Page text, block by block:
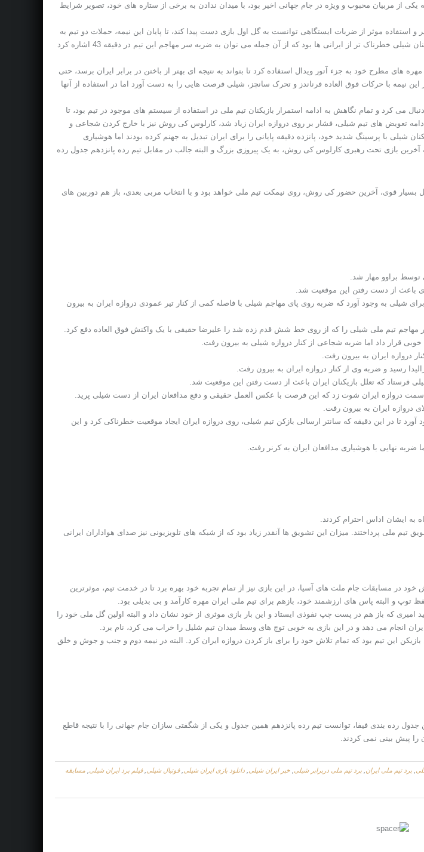
از مربیان محبوب و ویژه در جام جهانی اخیر بود، با میدان ندادن به برخی از ستاره های خود، تصویر شرایط
استفاده موثر از ضربات ایستگاهی توانست به گل اول بازی دست پیدا کند، تا پایان این نیمه، حملات دو تیم به
مرور و کمابیش روی دروازه یکدیگر صورت می گرفت. البته باید عنوان کرد که فرصت های بازیکنان شیلی خطرناک تر از ایرانی ها بود که از آن جمله می توان به ضربه سر مهاجم این تیم در دقیقه 43 اشاره کرد
های مطرح خود به جزء آتور ویدال استفاده کرد تا بتواند به نتیجه ای بهتر از باختن در برابر ایران برسد، حتی
نیمه با حرکات فوق العاده فرناندز و تحرک سانچز، شیلی فرصت هایی را به دست آورد اما در استفاده از آنها
می کرد و تمام نگاهش به ادامه استمرار بازیکنان تیم ملی در استفاده از سیستم های موجود در تیم بود، تا
گل و با ادامه تعویض های تیم شیلی، فشار بر روی دروازه ایران زیاد شد، کارلوس کی روش نیز با خارج کردن شجاعی و
شیلی با پرسینگ شدید خود، پانزده دقیقه پایانی را برای ایران تبدیل به جهنم کرده بودند اما هوشیاری
آخرین بازی تحت رهبری کارلوس کی روش، به یک پیروزی بزرگ و البته جالب در مقابل تیم رده پانزدهم جدول رده
بسیار قوی، آخرین حضور کی روش، روی نیمکت تیم ملی خواهد بود و با انتخاب مربی بعدی، باز هم دوربین های
برای شیلی به وجود آورد که ضربه روی پای مهاجم شیلی با فاصله کمی از کنار تیر عمودی دروازه ایران به بیرون
آورد تا در این دقیقه که سانتر ارسالی بازکن تیم شیلی، روی دروازه ایران ایجاد موقعیت خطرناکی کرد و این
به ایشان اداس احترام کردند.
تیم ملی پرداختند. میزان این تشویق ها آنقدر زیاد بود که از شبکه های تلویزیونی نیز صدای هواداران ایرانی
در مسابقات جام ملت های آسیا، در این بازی نیز از تمام تجربه خود بهره برد تا در خدمت تیم، موثرترین
توپ و البته پاس های ارزشمند خود، بازهم برای تیم ملی ایران مهره کارآمد و بی بدیلی بود.
امیری که باز هم در پست چپ نفوذی ایستاد و این بار بازی موثری از خود نشان داد و البته اولین گل ملی خود را
انجام می دهد و در این بازی به خوبی توچ های وسط میدان تیم شلیل را خراب می کرد، نام برد.
این تیم بود که تمام تلاش خود را برای باز کردن دروازه ایران کرد. البته در نیمه دوم و جنب و جوش و خلق
رده بندی فیفا، توانست تیم رده پانزدهم همین جدول و یکی از شگفتی سازان جام جهانی را با نتیجه قاطع
پیش بینی نمی کردند.
برد تیم ملی ایران برد تیم ملی دربرابر شیلی خبر ایران شیلی دانلود بازی ایران شیلی ,فوتبال شیلی ,فیلم برد ایران شیلی مسابقه